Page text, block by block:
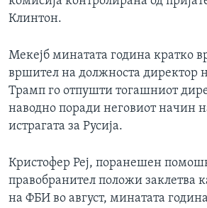
Клинтон.
Мекејб минатата година кратко
вршител на должноста директор
Трамп го отпушти тогашниот
наводно поради неговиот начин
истрагата за Русија.
Кристофер Реј, поранешен
правобранител положи заклетва
на ФБИ во август, минатата